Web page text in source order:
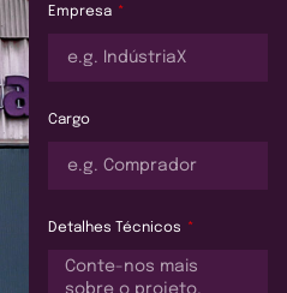
Empresa
Cargo
Detalhes Técnicos